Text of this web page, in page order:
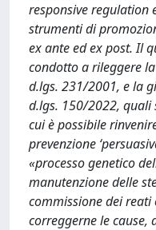
responsive regulation
strumenti di
ex ante ed ex post. Il
condotto a rileggere
d.lgs. 231/2001, e la
d.lgs. 150/2022, quali
cui è possibile
prevenzione
«processo genetico
manutenzione delle
commissione dei
correggerne le cause,